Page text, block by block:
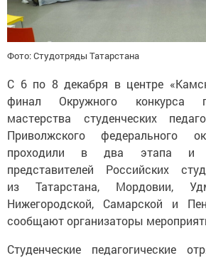
Фото: Студотряды Татарстана
С 6 по 8 декабря в центре
финал Окружного конкурса
мастерства студенческих
Приволжского федерального
проходили в два этапа и
представителей Российских
из Татарстана, Мордовии,
Нижегородской, Самарской и
сообщают организаторы
Студенческие педагогические